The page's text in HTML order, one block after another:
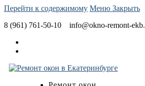
Перейти к содержимому Меню Закрыть
8 (961) 761-50-10
info@okno-remont-